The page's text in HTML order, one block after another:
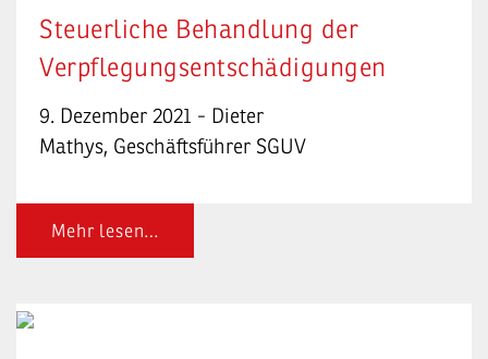
Steuerliche Behandlung der
Verpflegungsentschädigungen
9. Dezember 2021 - Dieter
Mathys, Geschäftsführer SGUV
Mehr lesen…